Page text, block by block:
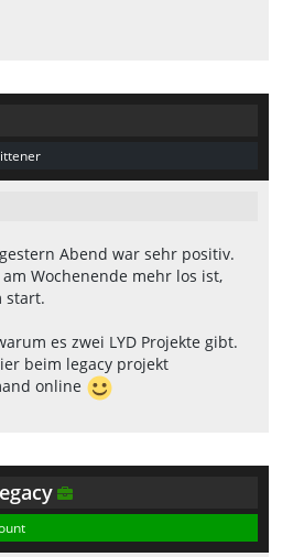
Abend war sehr positiv.
Wochenende mehr los ist,
start.
es zwei LYD Projekte gibt.
beim legacy projekt
online